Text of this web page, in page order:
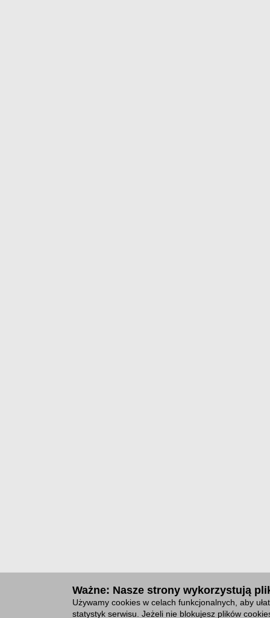
Ważne: Nasze strony wykorzystują
Używamy cookies w celach funkcjonalnych, aby
statystyk serwisu. Jeżeli nie blokujesz plików